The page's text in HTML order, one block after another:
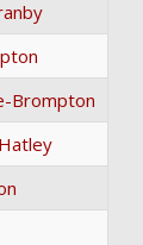
Brompton